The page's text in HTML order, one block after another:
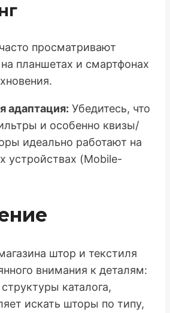
просматривают
планшетах и смартфонах
адаптация: Убедитесь, что
и особенно квизы/
идеально работают на
устройствах (Mobile-
штор и текстиля
внимания к деталям:
каталога,
искать шторы по типу,